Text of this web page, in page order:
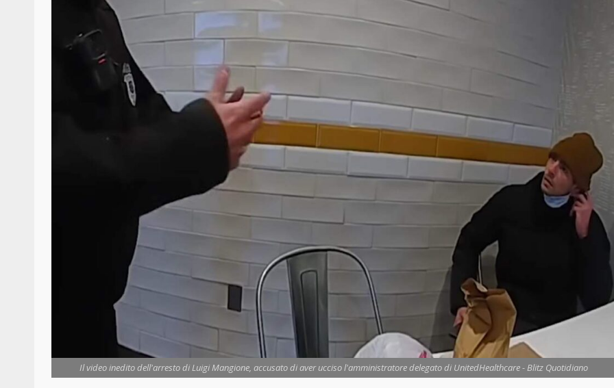
Il video inedito dell'arresto di Luigi Mangione, accusato di aver ucciso l'amministratore delegato di UnitedHealthcare - Blitz Quotidiano